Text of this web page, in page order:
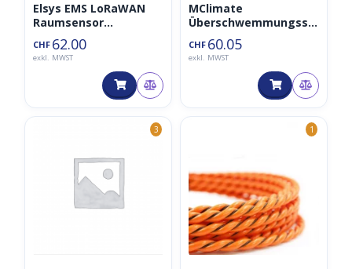
Elsys EMS LoRaWAN
Raumsensor
(Temperatur,
Feuchtigkeit,
Beschleunigung,
CHF 62.00
exkl. MWST
MClimate
Überschwemmungsse
nsor LoRaWAN
CHF 60.05
exkl. MWST
3 1